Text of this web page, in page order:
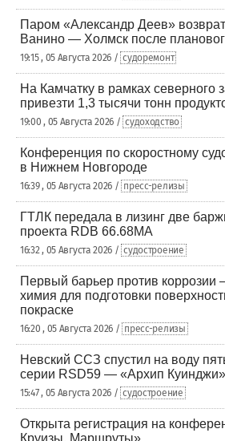
Паром «Александр Деев»
Ванино — Холмск после
19:15 , 05 Августа 2026 / судоремонт
На Камчатку в рамках северного
привезти 1,3 тысячи тонн
19:00 , 05 Августа 2026 / судоходство
Конференция по скоростному
в Нижнем Новгороде
16:39 , 05 Августа 2026 / пресс-релизы
ГТЛК передала в лизинг две
проекта RDB 66.68МА
16:32 , 05 Августа 2026 / судостроение
Первый барьер против коррозии
химия для подготовки
покраске
16:20 , 05 Августа 2026 / пресс-релизы
Невский ССЗ спустил на воду
серии RSD59 — «Архип Куинджи»
15:47 , 05 Августа 2026 / судостроение
Открыта регистрация на
Круизы. Маршруты»